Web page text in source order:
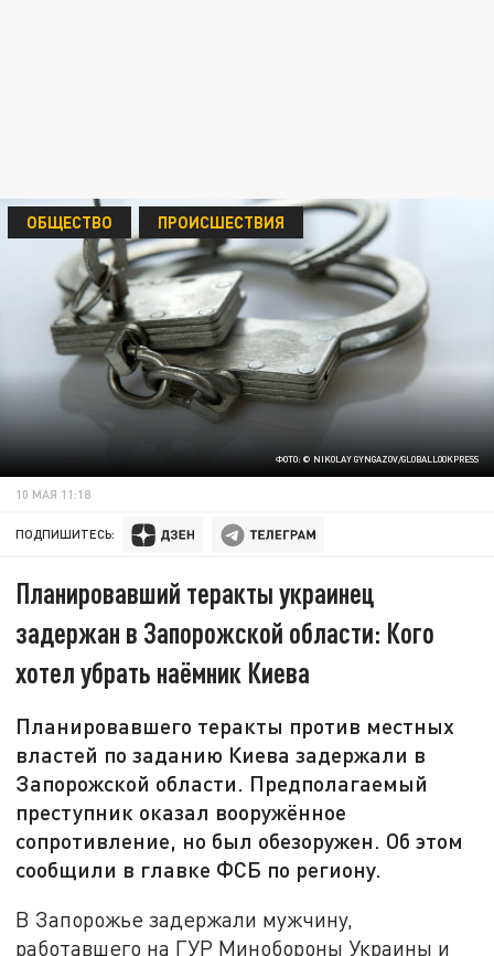
ФОТО: © NIKOLAY GYNGAZOV/GLOBALLOOKPRESS
ОБЩЕСТВО ПРОИСШЕСТВИЯ
10 МАЯ 11:18
ПОДПИШИТЕСЬ:
Планировавший теракты украинец
задержан в Запорожской области: Кого
хотел убрать наёмник Киева
Планировавшего теракты против местных
властей по заданию Киева задержали в
Запорожской области. Предполагаемый
преступник оказал вооружённое
сопротивление, но был обезоружен. Об этом
сообщили в главке ФСБ по региону.
В Запорожье задержали мужчину,
работавшего на ГУР Минобороны Украины и